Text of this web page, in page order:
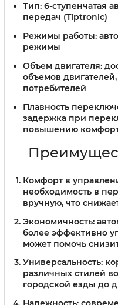
Тип: 6-ступенчатая
передач (Tiptronic)
Режимы работы:
режимы
Объем двигателя:
объемов
потребителей
Плавность
задержка при
повышению
Комфорт в
необходимость в
вручную, что
Экономичность:
более эффективно
может помочь
Универсальность:
различных стилей
городской езды до